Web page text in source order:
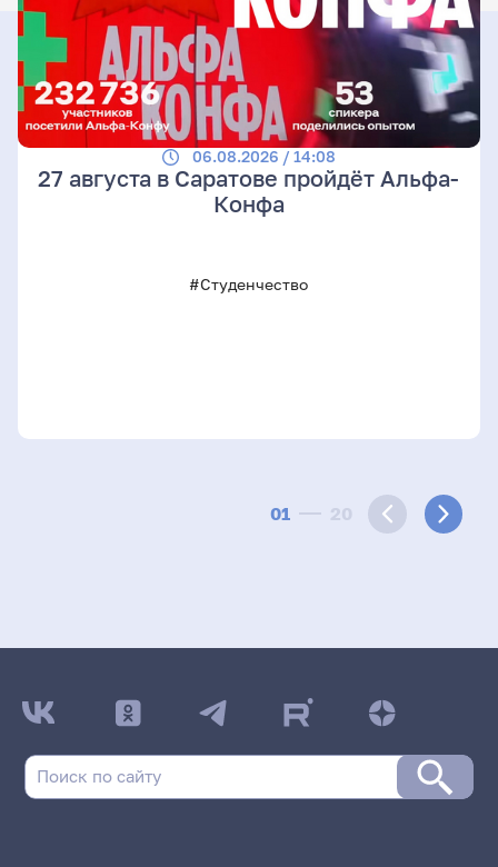
01 20
06.08.2026 / 14:08
27 августа в Саратове пройдёт Альфа-
Конфа
#Студенчество